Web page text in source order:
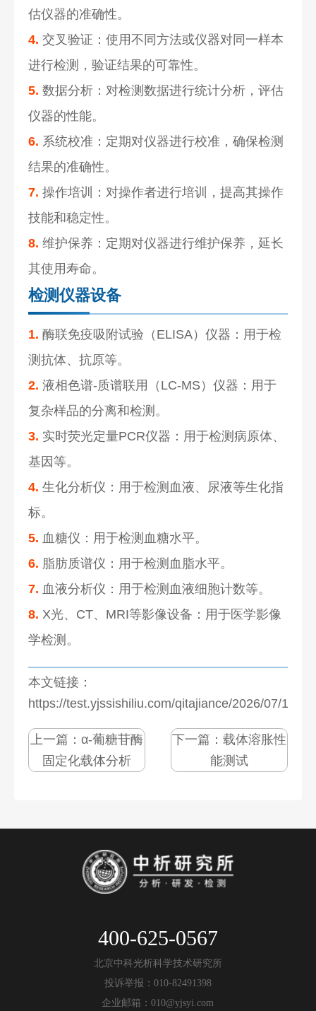
估仪器的准确性。
4. 交叉验证：使用不同方法或仪器对同一样本
进行检测，验证结果的可靠性。
5. 数据分析：对检测数据进行统计分析，评估
仪器的性能。
6. 系统校准：定期对仪器进行校准，确保检测
结果的准确性。
7. 操作培训：对操作者进行培训，提高其操作
技能和稳定性。
8. 维护保养：定期对仪器进行维护保养，延长
其使用寿命。
检测仪器设备
1. 酶联免疫吸附试验（ELISA）仪器：用于检
测抗体、抗原等。
2. 液相色谱-质谱联用（LC-MS）仪器：用于
复杂样品的分离和检测。
3. 实时荧光定量PCR仪器：用于检测病原体、
基因等。
4. 生化分析仪：用于检测血液、尿液等生化指
标。
5. 血糖仪：用于检测血糖水平。
6. 脂肪质谱仪：用于检测血脂水平。
7. 血液分析仪：用于检测血液细胞计数等。
8. X光、CT、MRI等影像设备：用于医学影像
学检测。
本文链接：
https://test.yjssishiliu.com/qitajiance/2026/07/
上一篇： α-葡糖苷酶
固定化载体分析
下一篇：载体溶胀性
能测试
400-625-0567
北京中科光析科学技术研究所
投诉举报：010-82491398
企业邮箱：010@yjsyi.com